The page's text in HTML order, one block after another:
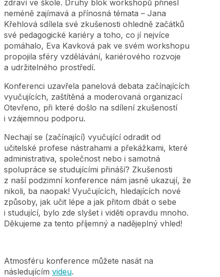
zdraví ve škole. Druhý blok workshopů přinesl
neméně zajímavá a přínosná témata – Jana
Křehlová sdílela své zkušenosti ohledně začátků
své pedagogické kariéry a toho, co jí nejvíce
pomáhalo, Eva Kavková pak ve svém workshopu
propojila sféry vzdělávání, kariérového rozvoje
a udržitelného prostředí.
Konferenci uzavřela panelová debata začínajících
vyučujících, zaštítěná a moderovaná organizací
Otevřeno, při které došlo na sdílení zkušeností
i vzájemnou podporu.
Nechají se (začínající) vyučující odradit od
učitelské profese nástrahami a překážkami, které
administrativa, společnost nebo i samotná
spolupráce se studujícími přináší? Zkušenosti
z naší podzimní konference nám jasně ukazují, že
nikoli, ba naopak! Vyučujících, hledajících nové
způsoby, jak učit lépe a jak přitom dbát o sebe
i studující, bylo zde slyšet i viděti opravdu mnoho.
Děkujeme za tento příjemný a nadějeplný vhled!
Atmosféru konference můžete nasát na
následujícím videu.